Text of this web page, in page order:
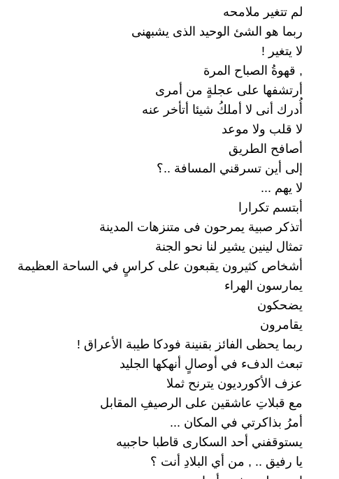
لم تتغير ملامحه
ربما هو الشئ الوحيد الذى يشبهنى
لا يتغير !
, قهوةُ الصباح المرة
أرتشفها على عجلةٍ من أمرى
أُدرك أنى لا أملكُ شيئا أتأخر عنه
لا قلب ولا موعد
أصافح الطريق
إلى أين تسرقني المسافة ..؟
لا يهم ...
أبتسم تكرارا
أتذكر صبية يمرحون فى متنزهات المدينة
تمثال لينين يشير لنا نحو الجنة
أشخاص كثيرون يقبعون على كراسٍ في الساحة العظيمة
يمارسون الهراء
يضحكون
يقامرون
ربما يحظى الفائز بقنينة فودكا طيبة الأعراق !
تبعث الدفء في أوصالٍ أنهكها الجليد
عزف الأكورديون يترنح ثملا
مع قبلاتِ عاشقين على الرصيفِ المقابل
أمرُ بذاكرتي في المكان ...
يستوقفني أحد السكارى قاطبا حاجبيه
يا رفيق .. , من أي البلادِ أنت ؟